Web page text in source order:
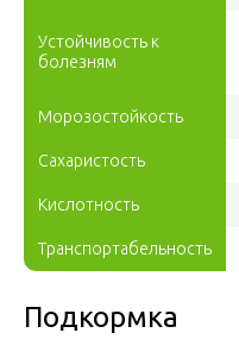
Устойчивость к
болезням
Морозостойкость
Сахаристость
Кислотность
Транспортабельность
Подкормка